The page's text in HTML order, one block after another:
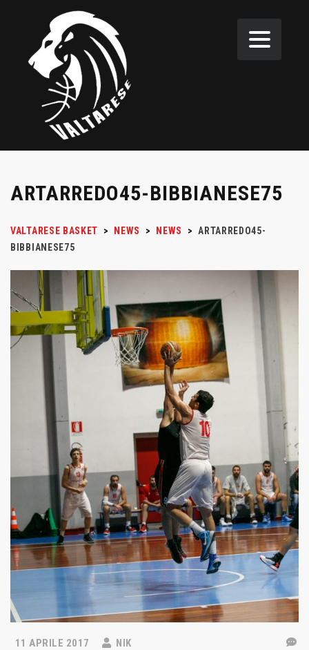
ARTARREDO45-BIBBIANESE75
VALTARESE BASKET > NEWS > NEWS > ARTARREDO45-
BIBBIANESE75
11 APRILE 2017 NIK